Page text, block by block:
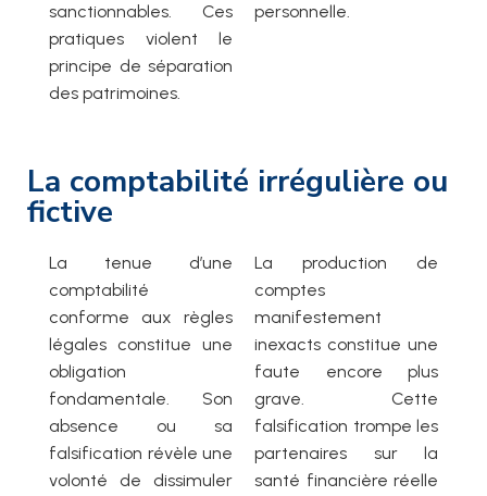
sanctionnables. Ces
pratiques violent le
principe de séparation
des patrimoines.
personnelle.
La comptabilité irrégulière ou
fictive
La tenue d’une
comptabilité
conforme aux règles
légales constitue une
obligation
fondamentale. Son
absence ou sa
falsification révèle une
volonté de dissimuler
La production de
comptes
manifestement
inexacts constitue une
faute encore plus
grave. Cette
falsification trompe les
partenaires sur la
santé financière réelle